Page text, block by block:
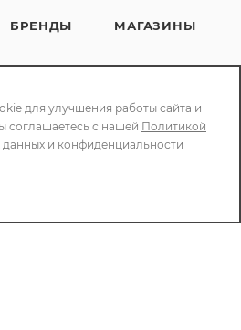
БРЕНДЫ МАГАЗИНЫ
для улучшения работы сайта и
соглашаетесь с нашей Политикой
и конфиденциальности